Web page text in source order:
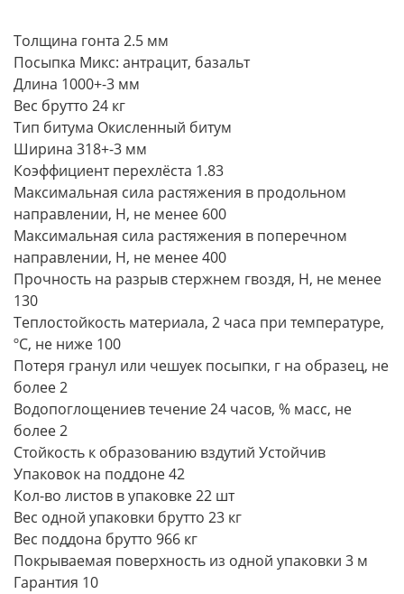
Толщина гонта 2.5 мм
Посыпка Микс: антрацит, базальт
Длина 1000+-3 мм
Вес брутто 24 кг
Тип битума Окисленный битум
Ширина 318+-3 мм
Коэффициент перехлёста 1.83
Максимальная сила растяжения в продольном
направлении, Н, не менее 600
Максимальная сила растяжения в поперечном
направлении, Н, не менее 400
Прочность на разрыв стержнем гвоздя, Н, не менее
130
Теплостойкость материала, 2 часа при температуре,
ºС, не ниже 100
Потеря гранул или чешуек посыпки, г на образец, не
более 2
Водопоглощениев течение 24 часов, % масс, не
более 2
Стойкость к образованию вздутий Устойчив
Упаковок на поддоне 42
Кол-во листов в упаковке 22 шт
Вес одной упаковки брутто 23 кг
Вес поддона брутто 966 кг
Покрываемая поверхность из одной упаковки 3 м
Гарантия 10